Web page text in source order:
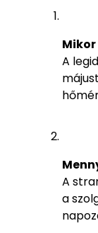
A
A
a